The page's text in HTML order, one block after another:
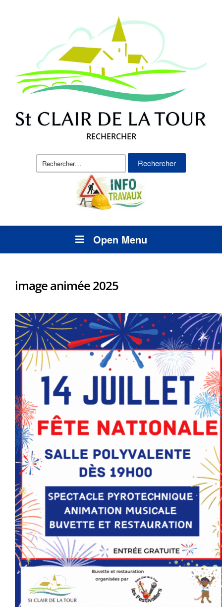
RECHERCHER
Rechercher :
Open Menu
image animée 2025